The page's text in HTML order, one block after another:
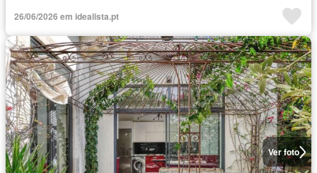
26/06/2026 em idealista.pt
Ver foto